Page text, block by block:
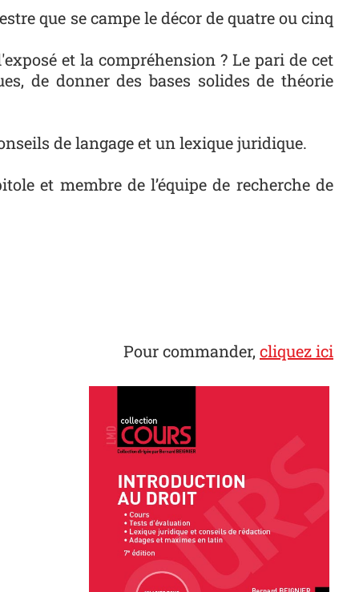
que se campe le décor de quatre ou cinq
et la compréhension ? Le pari de cet
de donner des bases solides de théorie
de langage et un lexique juridique.
et membre de l’équipe de recherche de
Pour commander, cliquez ici